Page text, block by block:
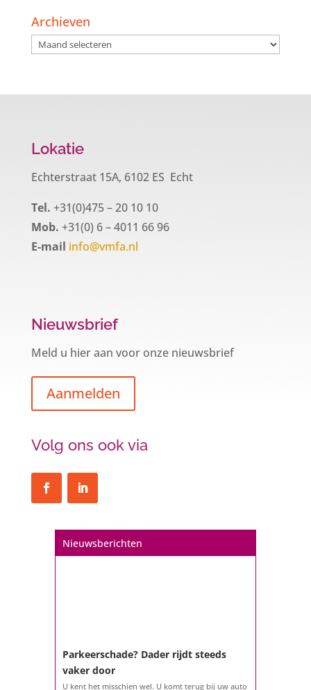
Archieven
Archieven
Lokatie
Echterstraat 15A, 6102 ES Echt
Tel. +31(0)475 – 20 10 10
Mob. +31(0) 6 – 4011 66 96
E-mail info@vmfa.nl
Nieuwsbrief
Meld u hier aan voor onze nieuwsbrief
Aanmelden
Volg ons ook via
Nieuwsberichten
Een hypotheek na uw 57e? Er zijn
De woningmarkt is nog steeds in beweging.
Misschien denkt u na over verhuizen, verbouwen
het eigenlijk met een hypotheek als u 57 jaar of
ouder bent?...
Parkeerschade? Dader rijdt steeds
vaker door
U kent het misschien wel. U komt terug bij uw auto